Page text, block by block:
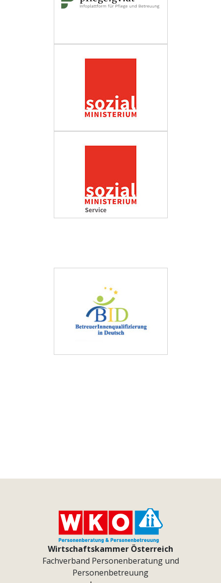
Wirtschaftskammer Österreich
Fachverband Personenberatung und
Personenbetreuung